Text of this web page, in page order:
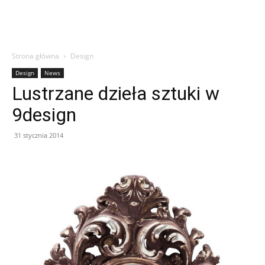
Strona główna Design
Design News
Lustrzane dzieła sztuki w
9design
31 stycznia 2014